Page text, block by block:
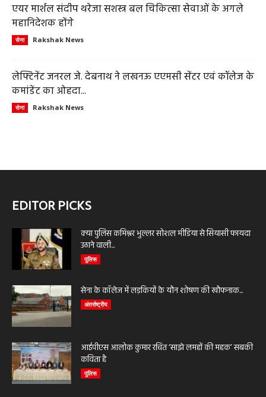
एयर मार्शल संदीप थरेजा सशस्त्र बल चिकित्सा सेवाओं के अगले
महानिदेशक होंगे
सेना Rakshak News
लेफ्टिनेंट जनरल जे. देबनाथ ने लखनऊ एएमसी सेंटर एवं कॉलेज के
कमांडेंट का ओहदा...
सेना Rakshak News
EDITOR PICKS
क्या पुलिस कमिश्नर भुल्लर सोशल मीडिया से सियासी फायदा
उठाने वाली...
पुलिस
सेना के कॉलेज में लड़कियों के यौन शोषण की खौफनाक...
अंतर्राष्ट्रीय
आईपीएस आलोक कुमार रचित ‘साझे लमहों की महक’ सबकी
कविता है
पुलिस